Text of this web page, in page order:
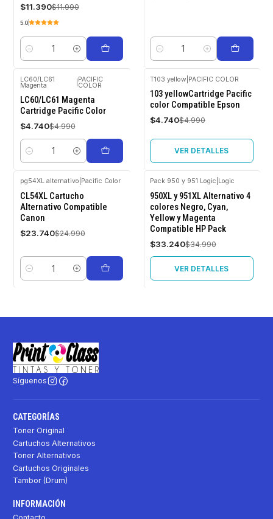
$11.390$11.990
5.0
Cantidad Cantidad
OFF
LC60/LC61
Magenta
PACIFIC
COLOR
LC60/LC61 Magenta
Cartridge Pacific Color
$4.740$4.990
Cantidad
-5%
OFF
T103 yellow PACIFIC COLOR
103 yellowCartridge Pacific
color Compatible Epson
$4.740$4.990
VER DETALLES
-5%
OFF
pg54XL alternativo Pacific Color
CL54XL Cartucho
Alternativo Compatible
Canon
$23.740$24.990
Cantidad
-5%
OFF
Agotado
Pack 950 y 951 Logic Logic
950XL y 951XL Alternativo 4
colores Negro, Cyan,
Yellow y Magenta
Compatible HP Pack
$33.240$34.990
VER DETALLES
Síguenos
CATEGORÍAS
Toner Original
Cartuchos Alternativos
Toner Alternativos
Cartuchos Originales
Tambor (Drum)
INFORMACIÓN